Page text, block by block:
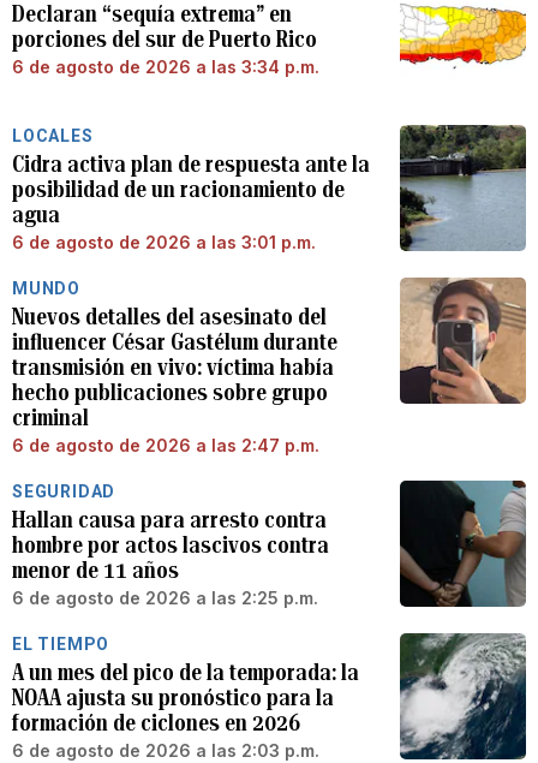
Declaran “sequía extrema” en
porciones del sur de Puerto Rico
6 de agosto de 2026 a las 3:34 p.m.
LOCALES
Cidra activa plan de respuesta ante la
posibilidad de un racionamiento de
agua
6 de agosto de 2026 a las 3:01 p.m.
MUNDO
Nuevos detalles del asesinato del
influencer César Gastélum durante
transmisión en vivo: víctima había
hecho publicaciones sobre grupo
criminal
6 de agosto de 2026 a las 2:47 p.m.
SEGURIDAD
Hallan causa para arresto contra
hombre por actos lascivos contra
menor de 11 años
6 de agosto de 2026 a las 2:25 p.m.
EL TIEMPO
A un mes del pico de la temporada: la
NOAA ajusta su pronóstico para la
formación de ciclones en 2026
6 de agosto de 2026 a las 2:03 p.m.